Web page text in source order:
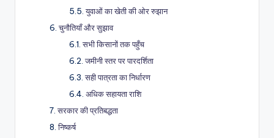
युवाओं का खेती की ओर रुझान
चुनौतियाँ और सुझाव
सभी किसानों तक पहुँच
जमीनी स्तर पर पारदर्शिता
सही पात्रता का निर्धारण
अधिक सहायता राशि
सरकार की प्रतिबद्धता
निष्कर्ष